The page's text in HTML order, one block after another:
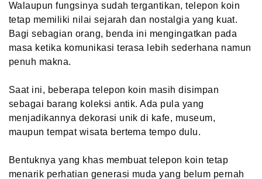
Walaupun fungsinya sudah tergantikan, telepon koin
tetap memiliki nilai sejarah dan nostalgia yang kuat.
Bagi sebagian orang, benda ini mengingatkan pada
masa ketika komunikasi terasa lebih sederhana namun
penuh makna.
Saat ini, beberapa telepon koin masih disimpan
sebagai barang koleksi antik. Ada pula yang
menjadikannya dekorasi unik di kafe, museum,
maupun tempat wisata bertema tempo dulu.
Bentuknya yang khas membuat telepon koin tetap
menarik perhatian generasi muda yang belum pernah